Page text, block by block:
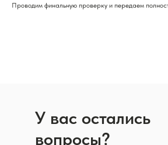
Проводим финальную проверку и передаем
У вас остались
вопросы?